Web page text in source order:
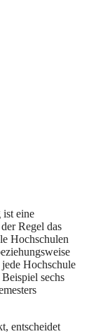
ist eine
Regel das
Hochschulen
Hochschule
sechs
entscheidet